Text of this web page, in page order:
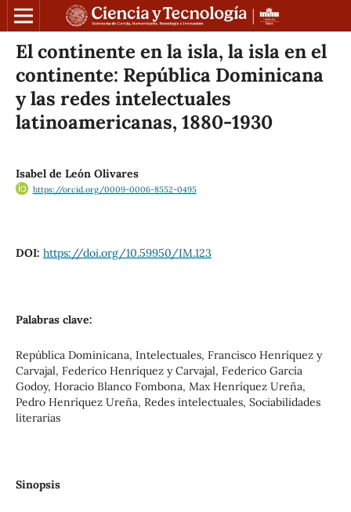
El continente en la isla, la isla en el
continente: República Dominicana
y las redes intelectuales
latinoamericanas, 1880-1930
Isabel de León Olivares
https://orcid.org/0009-0006-8552-0495
DOI: https://doi.org/10.59950/IM.123
Palabras clave:
República Dominicana, Intelectuales, Francisco Henríquez y
Carvajal, Federico Henríquez y Carvajal, Federico García
Godoy, Horacio Blanco Fombona, Max Henríquez Ureña,
Pedro Henríquez Ureña, Redes intelectuales, Sociabilidades
literarias
Sinopsis